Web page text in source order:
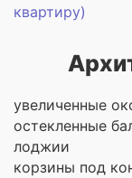
квартиру)
увеличенные
остекленные
лоджии
корзины под